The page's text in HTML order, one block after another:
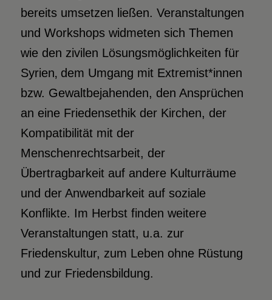
bereits umsetzen ließen. Veranstaltungen
und Workshops widmeten sich Themen
wie den zivilen Lösungsmöglichkeiten für
Syrien‚ dem Umgang mit Extremist*innen
bzw. Gewaltbejahenden, den Ansprüchen
an eine Friedensethik der Kirchen, der
Kompatibilität mit der
Menschenrechtsarbeit, der
Übertragbarkeit auf andere Kulturräume
und der Anwendbarkeit auf soziale
Konflikte. Im Herbst finden weitere
Veranstaltungen statt, u.a. zur
Friedenskultur, zum Leben ohne Rüstung
und zur Friedensbildung.